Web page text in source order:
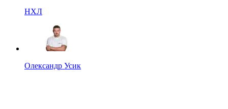
НХЛ
Олександр Усик